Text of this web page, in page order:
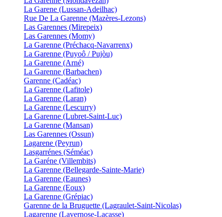
La Garene (Lussan-Adeilhac)
Rue De La Garenne (Mazères-Lezons)
Las Garennes (Mirepeix)
Las Garennes (Momy)
La Garenne (Préchacq-Navarrenx)
La Garenne (Puyoô / Pujòu)
La Garenne (Arné)
La Garenne (Barbachen)
Garenne (Cadéac)
La Garenne (Lafitole)
La Garenne (Laran)
La Garenne (Lescurry)
La Garenne (Lubret-Saint-Luc)
La Garenne (Mansan)
Las Garennes (Ossun)
Lagarene (Peyrun)
Lasgarrénes (Séméac)
La Garéne (Villembits)
La Garenne (Bellegarde-Sainte-Marie)
La Garenne (Eaunes)
La Garenne (Eoux)
La Garenne (Grépiac)
Garenne de la Bruguette (Lagraulet-Saint-Nicolas)
Lagarenne (Lavernose-Lacasse)